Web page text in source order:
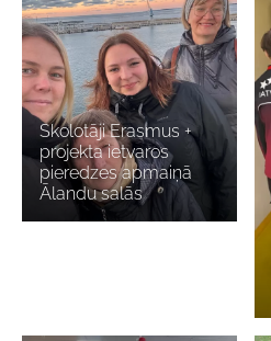
Skolotāji Erasmus +
projekta ietvaros
pieredzes apmaiņā
Ālandu salās